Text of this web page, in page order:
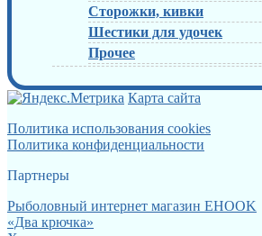
Сторожки, кивки
Шестики для удочек
Прочее
Карта сайта
Политика использования cookies
Политика конфиденциальности
Партнеры
Рыболовный интернет магазин EHOOK
«Два крючка»